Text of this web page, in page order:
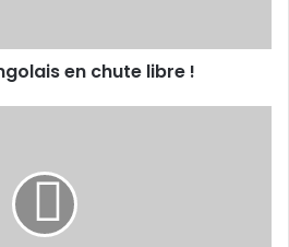
en chute libre !